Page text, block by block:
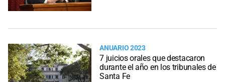
ANUARIO 2023
7 juicios orales que destacaron
durante el año en los tribunales de
Santa Fe